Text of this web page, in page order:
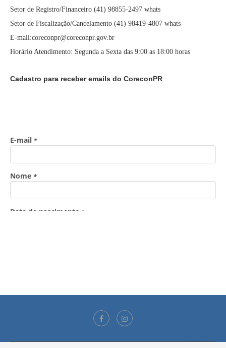
Setor de Registro/Financeiro (41) 98855-2497 whats
Setor de Fiscalização/Cancelamento (41) 98419-4807 whats
E-mail:coreconpr@coreconpr.gov.br
Horário Atendimento: Segunda a Sexta das 9:00 as 18:00 horas
Cadastro para receber emails do CoreconPR